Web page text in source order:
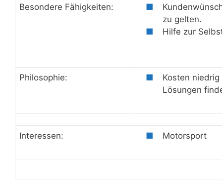
Besondere Fähigkeiten:
zu gelten.
Hilfe zur
Philosophie:
Kosten
Lösungen
Interessen: Motorsport